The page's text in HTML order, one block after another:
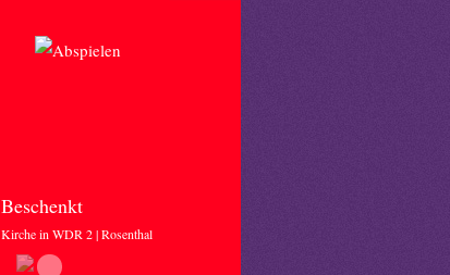
Beschenkt
Kirche in WDR 2 | Rosenthal